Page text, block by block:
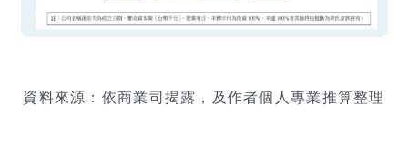
資料來源：依商業司揭露，及作者個人專業推算整理